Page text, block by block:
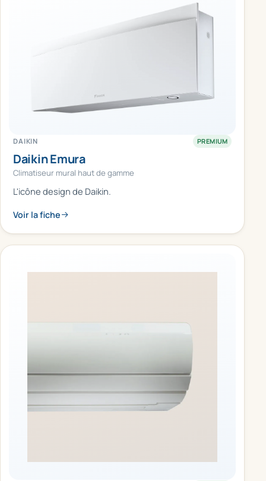
DAIKIN PREMIUM
Daikin Emura
Climatiseur mural haut de gamme
L'icône design de Daikin.
Voir la fiche